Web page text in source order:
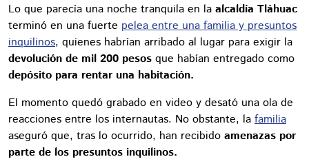
Lo que parecía una noche tranquila en la alcaldía Tláhuac
terminó en una fuerte pelea entre una familia y presuntos
inquilinos, quienes habrían arribado al lugar para exigir la
devolución de mil 200 pesos que habían entregado como
depósito para rentar una habitación.
El momento quedó grabado en video y desató una ola de
reacciones entre los internautas. No obstante, la familia
aseguró que, tras lo ocurrido, han recibido amenazas por
parte de los presuntos inquilinos.